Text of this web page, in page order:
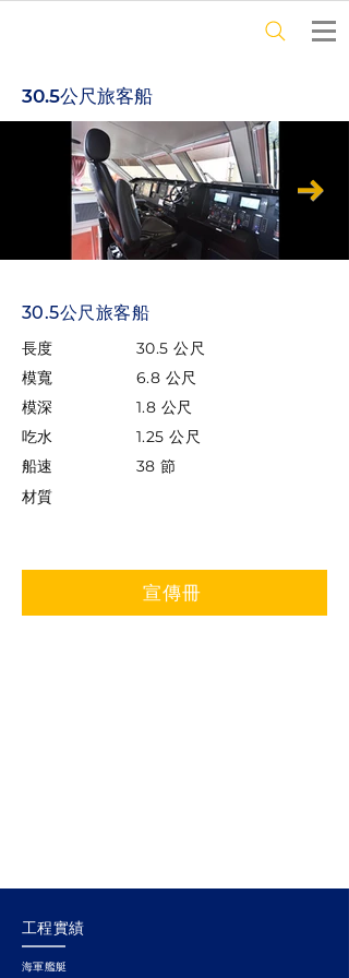
30.5公尺旅客船
30.5公尺旅客船
長度
30.5 公尺
模寬
6.8 公尺
模深
1.8 公尺
吃水
1.25 公尺
船速
38 節
材質
宣傳冊
工程實績
海軍艦艇